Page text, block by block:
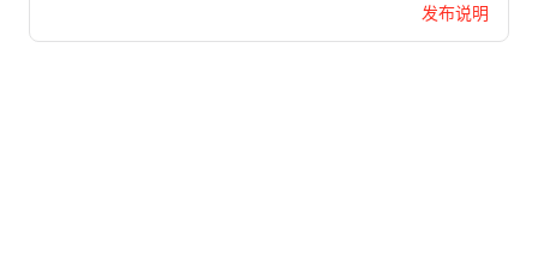
发布说明